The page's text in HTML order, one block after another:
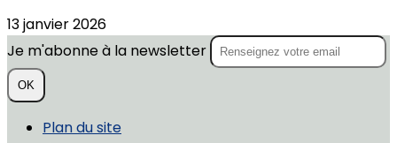
13 janvier 2026
Je m'abonne à la newsletter
OK
Plan du site